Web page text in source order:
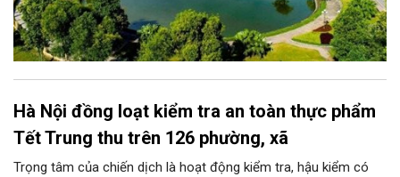
Hà Nội đồng loạt kiểm tra an toàn thực phẩm
Tết Trung thu trên 126 phường, xã
Trọng tâm của chiến dịch là hoạt động kiểm tra, hậu kiểm có